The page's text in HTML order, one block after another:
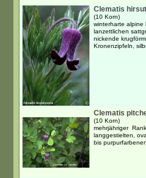
Clematis
(10 Korn)
winterharte alpine
lanzettlichen
nickende
Kronenzipfeln,
Clematis
(10 Korn)
mehrjähriger
langgestielten,
bis